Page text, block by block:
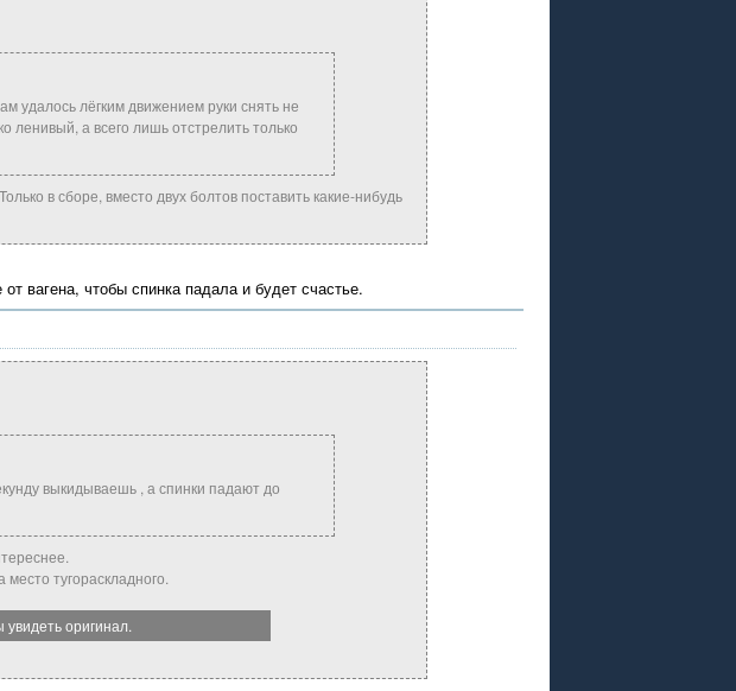
удалось лёгким движением руки снять не
ленивый, а всего лишь отстрелить только
в сборе, вместо двух болтов поставить какие-нибудь
вагена, чтобы спинка падала и будет счастье.
выкидываешь , а спинки падают до
тугораскладного.
оригинал.